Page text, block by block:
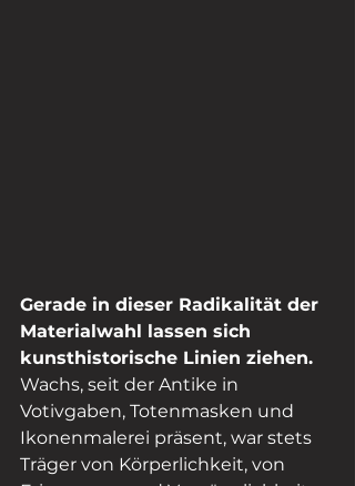
Gerade in dieser Radikalität der
Materialwahl lassen sich
kunsthistorische Linien ziehen.
Wachs, seit der Antike in
Votivgaben, Totenmasken und
Ikonenmalerei präsent, war stets
Träger von Körperlichkeit, von